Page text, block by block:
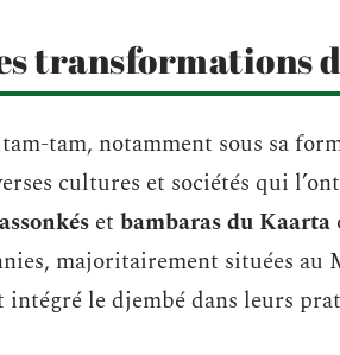
transformations
tam, notamment sous sa
cultures et sociétés qui
et bambaras du Kaarta
majoritairement situées au
intégré le djembé dans leurs